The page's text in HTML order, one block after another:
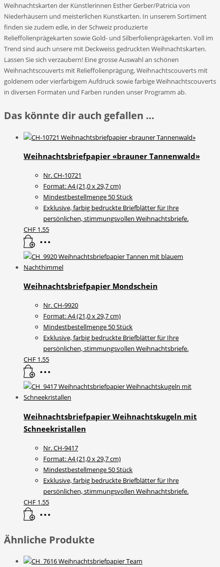
Weihnachtskarten der Künstlerinnen Esther Gerber/Patricia von
Niederhäusern und meisterlichen Kunstkarten. In unserem Sortiment
finden sie zudem edle, in der Schweiz produzierte
Relieffolienprägekarten sowie Gold- und Silberfolienprägekarten. Voll im
Trend sind auch unsere mit Deckweiss gedruckten Weihnachtskarten.
Lassen Sie sich verzaubern! Eine grosse Auswahl an schönen
Weihnachtscouverts mit Relieffolienprägung, Weihnachtscouverts mit
goldenem oder vierfarbigem Aufdruck sowie farbige Weihnachtscouverts
in diversen Formaten und Farben runden unser Programm ab.
Das könnte dir auch gefallen …
Weihnachtsbriefpapier «brauner Tannenwald»
Nr. CH-10721
Format: A4 (21,0 x 29,7 cm)
Mindestbestellmenge 50 Stück
Exklusive, farbig bedruckte Briefblätter für Ihre
persönlichen, stimmungsvollen Weihnachtsbriefe.
CHF 1.55
Weihnachtsbriefpapier Mondschein
Nr. CH-9920
Format: A4 (21,0 x 29,7 cm)
Mindestbestellmenge 50 Stück
Exklusive, farbig bedruckte Briefblätter für Ihre
persönlichen, stimmungsvollen Weihnachtsbriefe.
CHF 1.55
Weihnachtsbriefpapier Weihnachtskugeln mit
Schneekristallen
Nr. CH-9417
Format: A4 (21,0 x 29,7 cm)
Mindestbestellmenge 50 Stück
Exklusive, farbig bedruckte Briefblätter für Ihre
persönlichen, stimmungsvollen Weihnachtsbriefe.
CHF 1.55
Ähnliche Produkte